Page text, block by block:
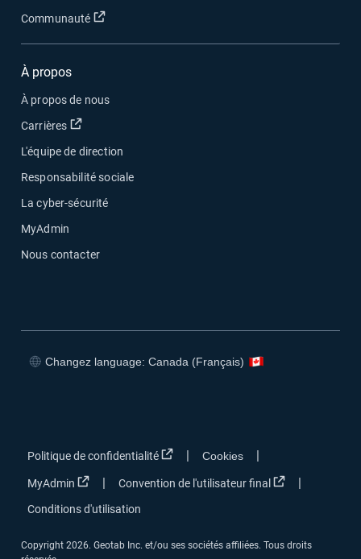
Communauté Ouvrir dans une nouvelle fenêtre
À propos
À propos de nous
Carrières
Ouvrir dans une nouvelle fenêtre
L'équipe de direction
Responsabilité sociale
La cyber-sécurité
MyAdmin
Nous contacter
Changez language: Canada (Français)
Politique de confidentialité Ouvrir dans une nouvelle fenêtre
| Cookies |
MyAdmin Ouvrir dans une nouvelle fenêtre
| Convention de l'utilisateur final Ouvrir dans
|
Conditions d'utilisation
Copyright 2026. Geotab Inc. et/ou ses sociétés affiliées. Tous droits